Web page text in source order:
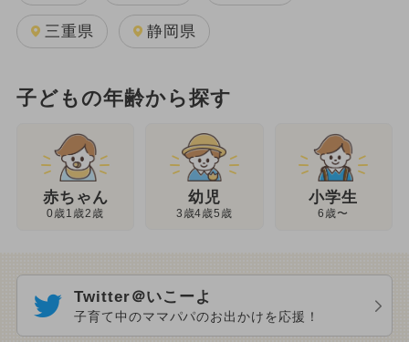
三重県 静岡県
子どもの年齢から探す
赤ちゃん
0歳1歳2歳
幼児
3歳4歳5歳
小学生
6歳〜
Twitter＠いこーよ
子育て中のママパパのお出かけを応援！